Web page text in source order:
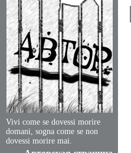
Vivi come se dovessi morire
domani, sogna come se non
dovessi morire mai.